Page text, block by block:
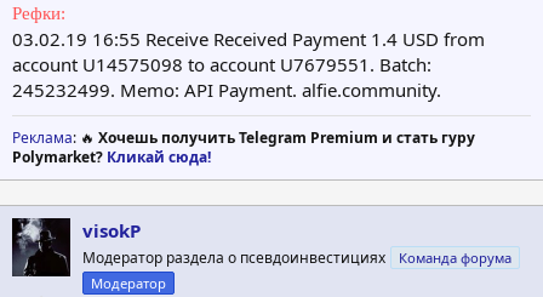
Рефки:
03.02.19 16:55 Receive Received Payment 1.4 USD from
account U14575098 to account U7679551. Batch:
245232499. Memo: API Payment. alfie.community.
Реклама: 🔥 Хочешь получить Telegram Premium и стать гуру
Polymarket? Кликай сюда!
visokP
Модератор раздела о псевдоинвестициях
Команда форума
Модератор